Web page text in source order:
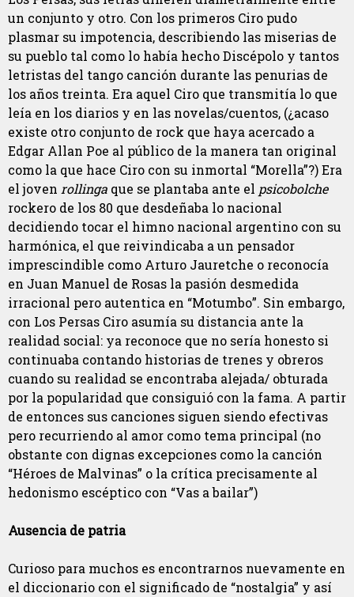
un conjunto y otro. Con los primeros Ciro pudo
plasmar su impotencia, describiendo las miserias de
su pueblo tal como lo había hecho Discépolo y tantos
letristas del tango canción durante las penurias de
los años treinta. Era aquel Ciro que transmitía lo que
leía en los diarios y en las novelas/cuentos, (¿acaso
existe otro conjunto de rock que haya acercado a
Edgar Allan Poe al público de la manera tan original
como la que hace Ciro con su inmortal “Morella”?) Era
el joven rollinga que se plantaba ante el psicobolche
rockero de los 80 que desdeñaba lo nacional
decidiendo tocar el himno nacional argentino con su
harmónica, el que reivindicaba a un pensador
imprescindible como Arturo Jauretche o reconocía
en Juan Manuel de Rosas la pasión desmedida
irracional pero autentica en “Motumbo”. Sin embargo,
con Los Persas Ciro asumía su distancia ante la
realidad social: ya reconoce que no sería honesto si
continuaba contando historias de trenes y obreros
cuando su realidad se encontraba alejada/ obturada
por la popularidad que consiguió con la fama. A partir
de entonces sus canciones siguen siendo efectivas
pero recurriendo al amor como tema principal (no
obstante con dignas excepciones como la canción
“Héroes de Malvinas” o la crítica precisamente al
hedonismo escéptico con “Vas a bailar”)
Ausencia de patria
Curioso para muchos es encontrarnos nuevamente en
el diccionario con el significado de “nostalgia” y así